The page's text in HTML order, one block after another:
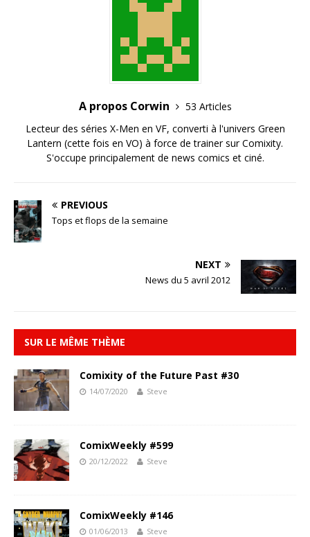
A propos Corwin
53 Articles
Lecteur des séries X-Men en VF, converti à l'univers Green
Lantern (cette fois en VO) à force de trainer sur Comixity.
S'occupe principalement de news comics et ciné.
PREVIOUS
Tops et flops de la semaine
NEXT
News du 5 avril 2012
SUR LE MÊME THÈME
Comixity of the Future Past #30
14/07/2020 Steve
ComixWeekly #599
20/12/2022 Steve
ComixWeekly #146
01/06/2013 Steve